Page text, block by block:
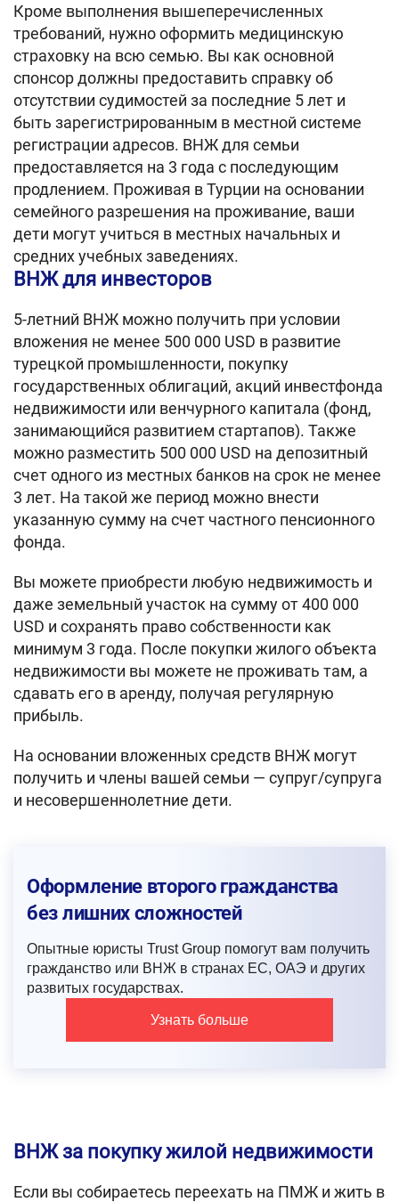
Кроме выполнения вышеперечисленных
требований, нужно оформить медицинскую
страховку на всю семью. Вы как основной
спонсор должны предоставить справку об
отсутствии судимостей за последние 5 лет и
быть зарегистрированным в местной системе
регистрации адресов. ВНЖ для семьи
предоставляется на 3 года с последующим
продлением. Проживая в Турции на основании
семейного разрешения на проживание, ваши
дети могут учиться в местных начальных и
средних учебных заведениях.
ВНЖ для инвесторов
5-летний ВНЖ можно получить при условии
вложения не менее 500 000 USD в развитие
турецкой промышленности, покупку
государственных облигаций, акций инвестфонда
недвижимости или венчурного капитала (фонд,
занимающийся развитием стартапов). Также
можно разместить 500 000 USD на депозитный
счет одного из местных банков на срок не менее
3 лет. На такой же период можно внести
указанную сумму на счет частного пенсионного
фонда.
Вы можете приобрести любую недвижимость и
даже земельный участок на сумму от 400 000
USD и сохранять право собственности как
минимум 3 года. После покупки жилого объекта
недвижимости вы можете не проживать там, а
сдавать его в аренду, получая регулярную
прибыль.
На основании вложенных средств ВНЖ могут
получить и члены вашей семьи — супруг/супруга
и несовершеннолетние дети.
Оформление второго гражданства
без лишних сложностей
Опытные юристы Trust Group помогут вам получить
гражданство или ВНЖ в странах ЕС, ОАЭ и других
развитых государствах.
Узнать больше
ВНЖ за покупку жилой недвижимости
Если вы собираетесь переехать на ПМЖ и жить в